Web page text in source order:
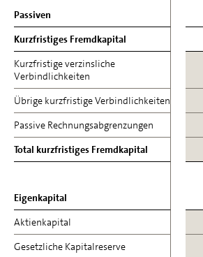
Passiven
Kurzfristiges Fremdkapital
Kurzfristige verzinsliche
Verbindlichkeiten
Übrige kurzfristige Verbindlichkeiten
Passive Rechnungsabgrenzungen
Total kurzfristiges Fremdkapital
Eigenkapital
Aktienkapital
Gesetzliche Kapitalreserve
Passiven
Kurzfristiges Fremdkapital
Kurzfristige verzinsliche
Verbindlichkeiten
Übrige kurzfristige Verbindlichkeiten
Passive Rechnungsabgrenzungen
Total kurzfristiges Fremdkapital
Eigenkapital
Aktienkapital
Gesetzliche Kapitalreserve